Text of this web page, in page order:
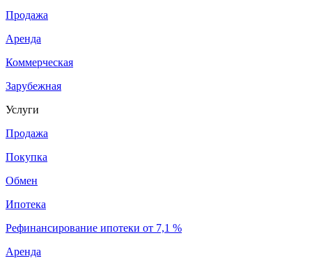
Продажа
Аренда
Коммерческая
Зарубежная
Услуги
Продажа
Покупка
Обмен
Ипотека
Рефинансирование ипотеки от 7,1 %
Аренда